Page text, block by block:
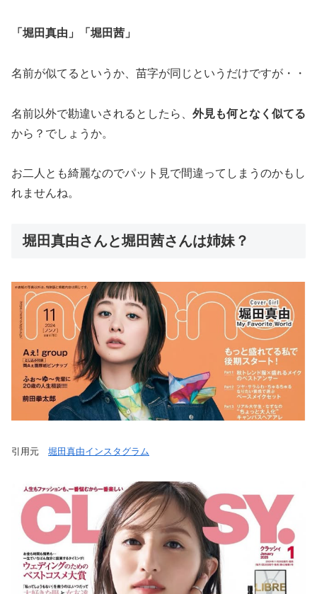
「堀田真由」「堀田茜」
名前が似てるというか、苗字が同じというだけですが・・
名前以外で勘違いされるとしたら、 外見も何となく似てる
から？でしょうか。
お二人とも綺麗なのでパット見で間違ってしまうのかもし
れませんね。
堀田真由さんと堀田茜さんは姉妹？
引用元 堀田真由インスタグラム